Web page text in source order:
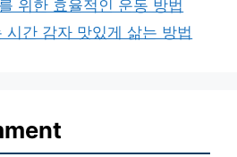
위한 효율적인 운동 방법
시간 감자 맛있게 삶는 방법